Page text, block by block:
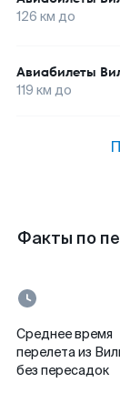
126 км до
Авиабилеты
119 км до
Факты по
Среднее время
перелета из
без пересадок